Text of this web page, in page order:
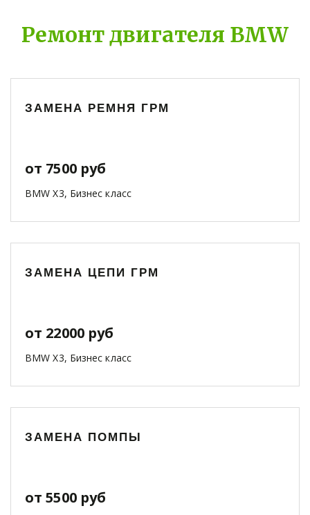
Ремонт двигателя BMW
ЗАМЕНА РЕМНЯ ГРМ
от 7500 руб
BMW X3, Бизнес класс
ЗАМЕНА ЦЕПИ ГРМ
от 22000 руб
BMW X3, Бизнес класс
ЗАМЕНА ПОМПЫ
от 5500 руб